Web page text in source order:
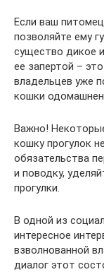
Если ваш
позволяйте ему
существо дикое
ее запертой –
владельцев уже
кошки
Важно!
кошку прогулок
обязательства
и поводку,
прогулки.
В одной из
интересное
взволнованной
диалог этот